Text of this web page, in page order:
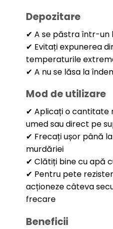
Depozitare
✔ A se păstra într-un
✔ Evitați expunerea
temperaturile
✔ A nu se lăsa la
Mod de utilizare
✔ Aplicați o cantitate
umed sau direct pe
✔ Frecați ușor până
murdăriei
✔ Clătiți bine cu apă
✔ Pentru pete
acționeze câteva
frecare
Beneficii